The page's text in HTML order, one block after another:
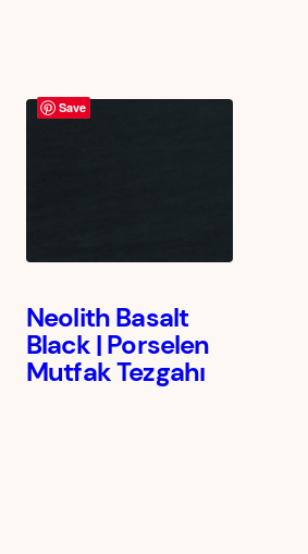
Save
Neolith Basalt
Black | Porselen
Mutfak Tezgahı